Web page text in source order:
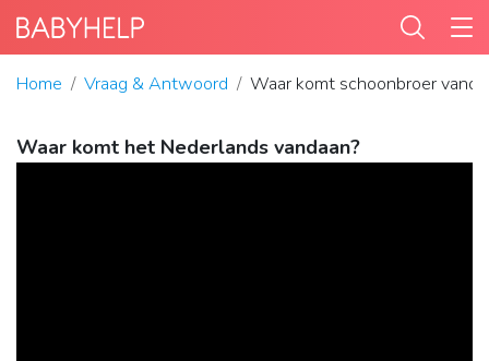
Home Vraag & Antwoord Waar komt schoonbroer
Waar komt het Nederlands vandaan?